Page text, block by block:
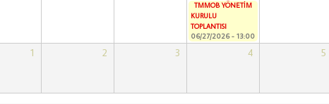
TMMOB YÖNETİM
KURULU
TOPLANTISI
06/27/2026 - 13:00
1 2 3 4 5